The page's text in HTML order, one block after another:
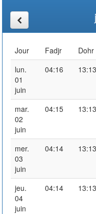
Jour Fadjr Dohr
lun.
01
juin
04:16 13:13
mar.
02
juin
04:15 13:13
mer.
03
juin
04:14 13:13
jeu.
04
juin
04:14 13:13